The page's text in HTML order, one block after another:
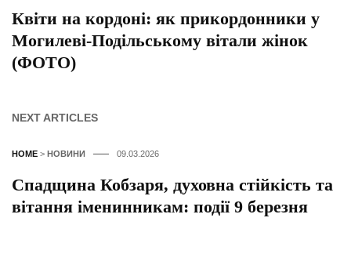
Квіти на кордоні: як прикордонники у
Могилеві-Подільському вітали жінок
(ФОТО)
NEXT ARTICLES
HOME > НОВИНИ 09.03.2026
Спадщина Кобзаря, духовна стійкість та
вітання іменинникам: події 9 березня